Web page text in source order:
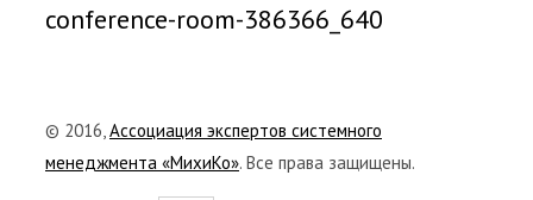
conference-room-386366_640
© 2016,Ассоциация экспертов системного
менеджмента «МихиКо». Все права защищены.